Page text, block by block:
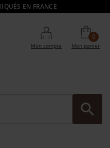
EN FRANCE
Mon compte
0
Mon panier
